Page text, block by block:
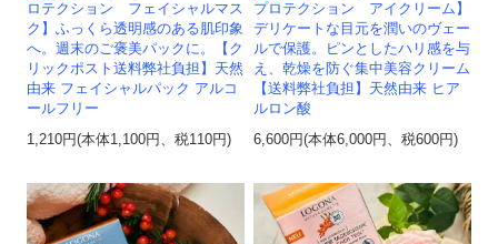
ロテクション フェイシャルマス
ク】ふっくら透明感のある肌印象
へ。週末のご褒美パックに。【ク
リックポスト送料弊社負担】天然
由来 フェイシャルパック アルコ
ールフリー
1,210円(本体1,100円、税110円)
プロテクション アイクリーム】
デリケートな目元を潤いのヴェー
ルで保護。ピンとしたハリ感を与
え、乾燥を防ぐ集中美容クリーム
【送料弊社負担】天然由来 ヒア
ルロン酸
6,600円(本体6,000円、税600円)